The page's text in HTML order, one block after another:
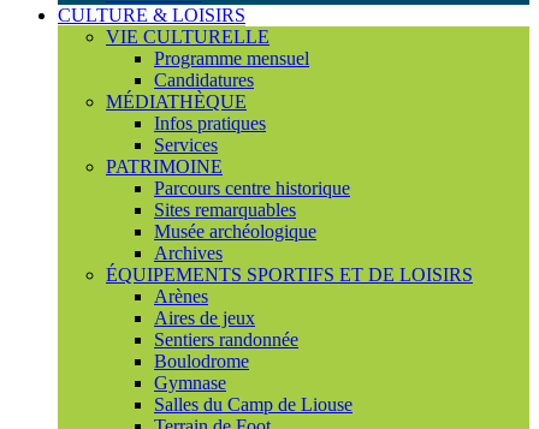
CULTURE & LOISIRS
VIE CULTURELLE
Programme mensuel
Candidatures
MÉDIATHÈQUE
Infos pratiques
Services
PATRIMOINE
Parcours centre historique
Sites remarquables
Musée archéologique
Archives
ÉQUIPEMENTS SPORTIFS ET DE LOISIRS
Arènes
Aires de jeux
Sentiers randonnée
Boulodrome
Gymnase
Salles du Camp de Liouse